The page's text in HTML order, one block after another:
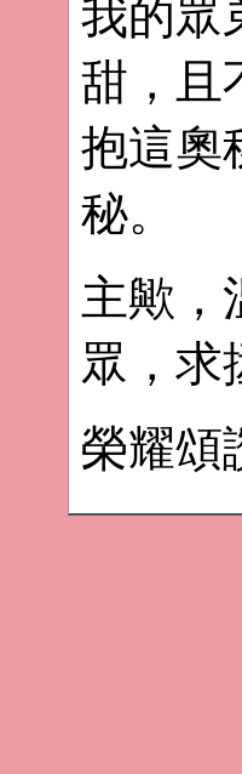
我的眾
甜，且
抱這奧
秘。
主歟，
眾，求
榮耀頌